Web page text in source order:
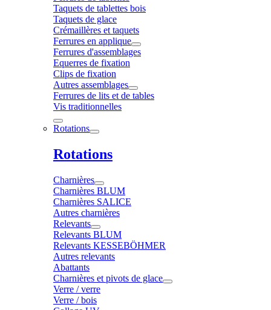
Taquets de tablettes bois
Taquets de glace
Crémaillères et taquets
Ferrures en applique
Ferrures d'assemblages
Equerres de fixation
Clips de fixation
Autres assemblages
Ferrures de lits et de tables
Vis traditionnelles
Rotations
Rotations
Charnières
Charnières BLUM
Charnières SALICE
Autres charnières
Relevants
Relevants BLUM
Relevants KESSEBÖHMER
Autres relevants
Abattants
Charnières et pivots de glace
Verre / verre
Verre / bois